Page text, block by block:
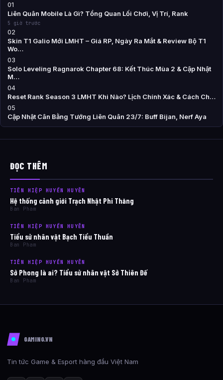
01
Liên Quân Mobile Là Gì? Tổng Quan Lối Chơi, Vị Trí, Rank
5 giờ trước
02
Skin T1 Galio Mới LMHT – Giá RP, Ngày Ra Mắt & Review Bộ T1
Wo…
03
Solo Leveling Ragnarok Chapter 68: Kết Thúc Mùa 2 & Cập Nhật
M…
04
Reset Rank Season 3 LMHT Khi Nào? Lịch Chính Xác & Cách Ch…
05
Cập Nhật Cân Bằng Tướng Liên Quân 23/7: Buff Bijan, Nerf Aya
ĐỌC THÊM
TIÊN HIỆP HUYỀN HUYỄN
Hệ thống cảnh giới Trạch Nhật Phi Thăng
Ban Pham
TIÊN HIỆP HUYỀN HUYỄN
Tiểu sử nhân vật Bạch Tiểu Thuần
Ban Pham
TIÊN HIỆP HUYỀN HUYỄN
Sở Phong là ai? Tiểu sử nhân vật Sở Thiên Đế
Ban Pham
GAMING.VN
Tin tức Game & Esport hàng đầu Việt Nam